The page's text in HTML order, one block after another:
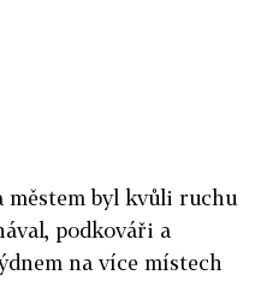
městem byl kvůli ruchu
podkováři a
na více místech